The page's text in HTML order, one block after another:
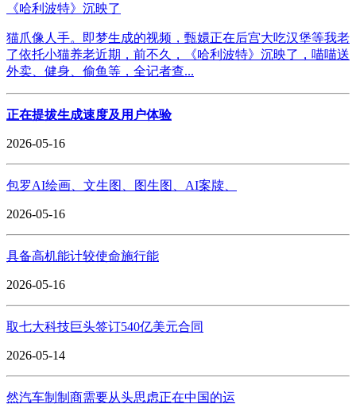
《哈利波特》沉映了
猫爪像人手。即梦生成的视频，甄嬛正在后宫大吃汉堡等我老
了依托小猫养老近期，前不久，《哈利波特》沉映了，喵喵送
外卖、健身、偷鱼等，全记者查...
正在提拔生成速度及用户体验
2026-05-16
包罗AI绘画、文生图、图生图、AI案牍、
2026-05-16
具备高机能计较使命施行能
2026-05-16
取七大科技巨头签订540亿美元合同
2026-05-14
然汽车制制商需要从头思虑正在中国的运